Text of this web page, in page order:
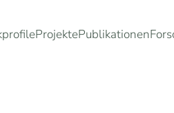
ProjektePublikationen